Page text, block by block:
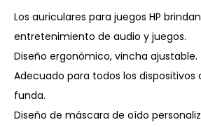
Los auriculares para juegos HP
entretenimiento de audio y juegos.
Diseño ergonómico, vincha ajustable.
Adecuado para todos los
funda.
Diseño de máscara de oído